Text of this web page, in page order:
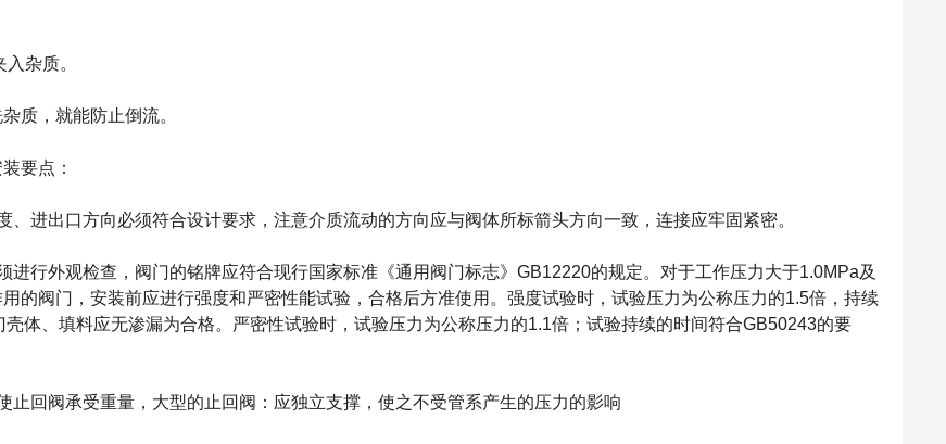
杂质。
，就能防止倒流。
要点：
进出口方向必须符合设计要求，注意介质流动的方向应与阀体所标箭头方向一致，连接应牢固紧密。
行外观检查，阀门的铭牌应符合现行国家标准《通用阀门标志》GB12220的规定。对于工作压力大于1.0MPa及
的阀门，安装前应进行强度和严密性能试验，合格后方准使用。强度试验时，试验压力为公称压力的1.5倍，持续
壳体、填料应无渗漏为合格。严密性试验时，试验压力为公称压力的1.1倍；试验持续的时间符合GB50243的要
回阀承受重量，大型的止回阀：应独立支撑，使之不受管系产生的压力的影响